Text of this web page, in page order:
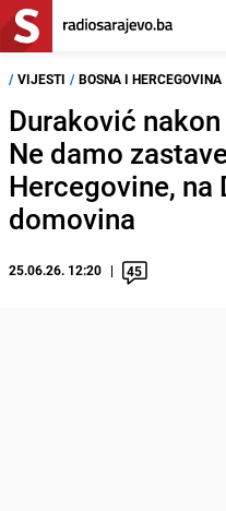
/ VIJESTI / BOSNA I HERCEGOVINA
Duraković
Ne damo
Hercegovine, na
domovina
25.06.26. 12:20 45